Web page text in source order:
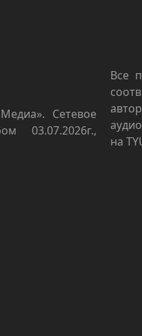
Сетевое
03.07.2026г.,
Все
на